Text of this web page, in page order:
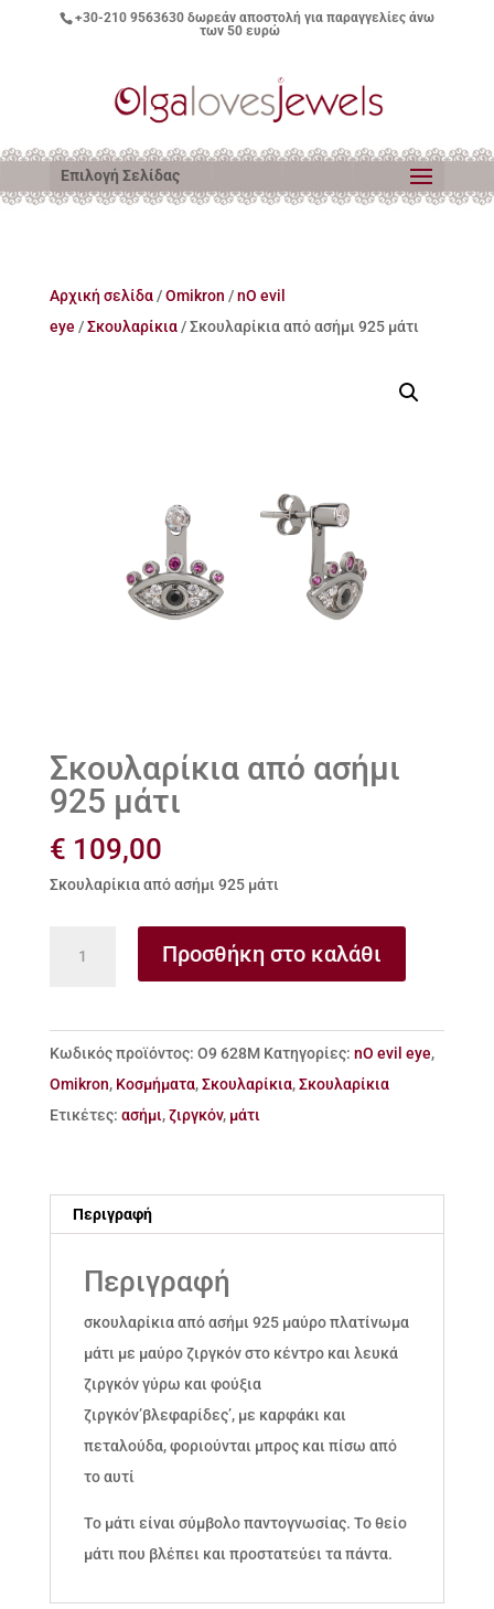
+30-210 9563630δωρεάν αποστολή για παραγγελίες άνω
των 50 ευρώ
Επιλογή Σελίδας
Αρχική σελίδα/Omikron /nO evil
eye /Σκουλαρίκια/ Σκουλαρίκια από ασήμι 925 μάτι
Σκουλαρίκια από ασήμι
925 μάτι
€ 109,00
Σκουλαρίκια από ασήμι 925 μάτι
925
μάτι
ποσότητα
Προσθήκη στο καλάθι
Κωδικός προϊόντος: Ο9 628Μ Κατηγορίες: nO evil eye,
Omikron, Κοσμήματα,Σκουλαρίκια,Σκουλαρίκια
Ετικέτες: ασήμι,ζιργκόν, μάτι
Περιγραφή
Περιγραφή
σκουλαρίκια από ασήμι 925 μαύρο πλατίνωμα
μάτι με μαύρο ζιργκόν στο κέντρο και λευκά
ζιργκόν γύρω και φούξια
ζιργκόν’βλεφαρίδες’, με καρφάκι και
πεταλούδα, φοριούνται μπρος και πίσω από
το αυτί
Το μάτι είναι σύμβολο παντογνωσίας. Το θείο
μάτι που βλέπει και προστατεύει τα πάντα.